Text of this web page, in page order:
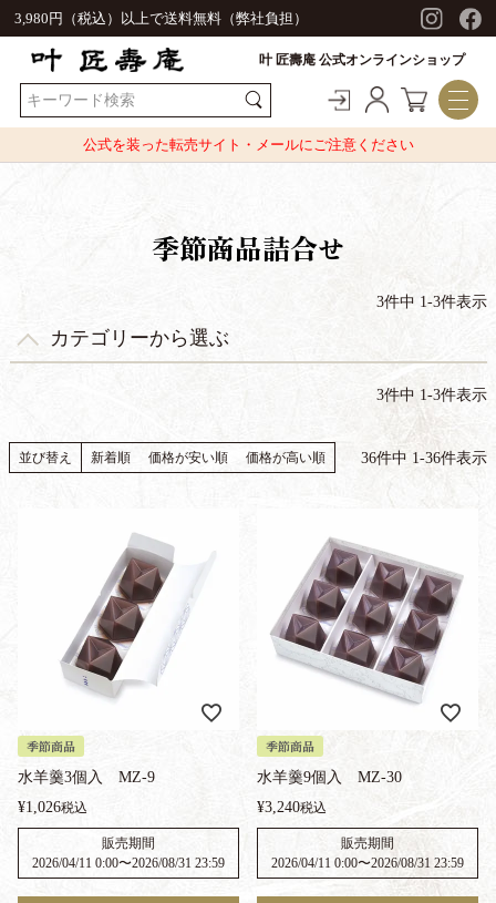
3,980円（税込）以上で送料無料（弊社負担）
叶 匠壽庵 公式オンラインショップ
公式を装った転売サイト・メールにご注意ください
季節商品詰合せ
3件中 1-3件表示
3件中 1-3件表示
並び替え 新着順 価格が安い順 価格が高い順 36件中 1-36件表示
季節商品
水羊羹3個入 MZ-9
¥1,026税込
販売期間
2026/04/11 0:00〜2026/08/31 23:59
季節商品
水羊羹9個入 MZ-30
¥3,240税込
販売期間
2026/04/11 0:00〜2026/08/31 23:59